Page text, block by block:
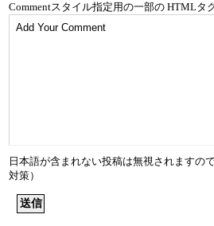
Commentスタイル指定用の一部の HTMLタ
日本語が含まれない投稿は無視されますの
対策）